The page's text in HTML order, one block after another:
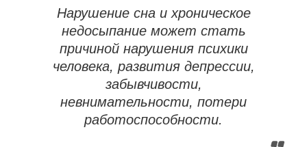
Нарушение сна и хроническое
недосыпание может стать
причиной нарушения психики
человека, развития депрессии,
забывчивости,
невнимательности, потери
работоспособности.